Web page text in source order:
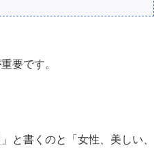
要です。
と書くのと「女性、美しい、